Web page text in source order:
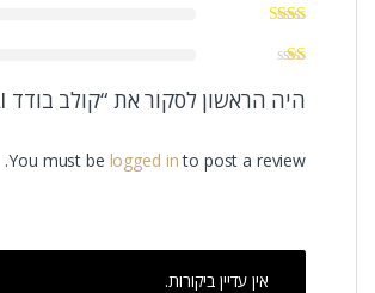
היה הראשון לסקור את “קולב בודד NAPOLI”
You must be logged into post a review.
אין עדיין ביקורות.